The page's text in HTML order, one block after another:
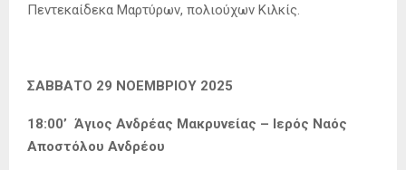
Πεντεκαίδεκα Μαρτύρων, πολιούχων Κιλκίς.
ΣΑΒΒΑΤΟ 29 ΝΟΕΜΒΡΙΟΥ 2025
18:00’ Άγιος Ανδρέας Μακρυνείας – Ιερός Ναός
Αποστόλου Ανδρέου